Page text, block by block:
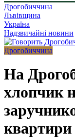
Дрогобиччина
Львівщина
Україна
Надзвичайні новини
Дрогобиччина
На
хлопчик
квартири